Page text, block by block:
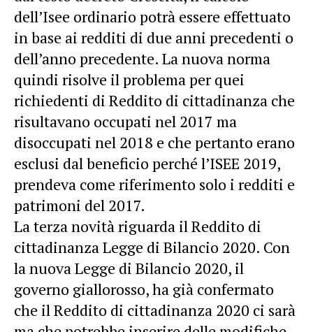
dell’Isee ordinario potrà essere effettuato
in base ai redditi di due anni precedenti o
dell’anno precedente. La nuova norma
quindi risolve il problema per quei
richiedenti di Reddito di cittadinanza che
risultavano occupati nel 2017 ma
disoccupati nel 2018 e che pertanto erano
esclusi dal beneficio perché l’ISEE 2019,
prendeva come riferimento solo i redditi e
patrimoni del 2017.
La terza novità riguarda il Reddito di
cittadinanza Legge di Bilancio 2020. Con
la nuova Legge di Bilancio 2020, il
governo giallorosso, ha già confermato
che il Reddito di cittadinanza 2020 ci sarà